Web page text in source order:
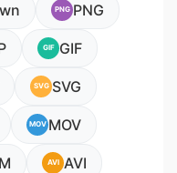
PNG PNG
GIF GIF
SVG SVG
MOV MOV
AVI AVI